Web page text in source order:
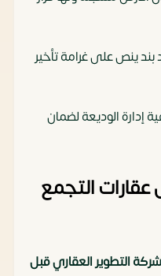
ينص على غرامة تأخير
إدارة الوديعة لضمان
عقارات التجمع
التطوير العقاري قبل